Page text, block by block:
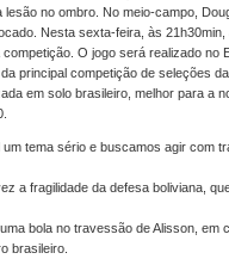
no ombro. No meio-campo,
Nesta sexta-feira, às 21h30min,
O jogo será realizado no
principal competição de seleções
em solo brasileiro, melhor para a
tema sério e buscamos agir com
a fragilidade da defesa boliviana,
bola no travessão de Alisson, em
brasileiro.